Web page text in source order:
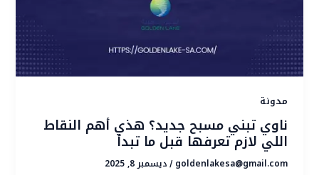
مدونة
ناوي تبني مسبح جديد؟ هذي أهم النقاط
اللي لازم تعرفها قبل ما تبدأ
goldenlakesa@gmail.com
/ ديسمبر 8, 2025